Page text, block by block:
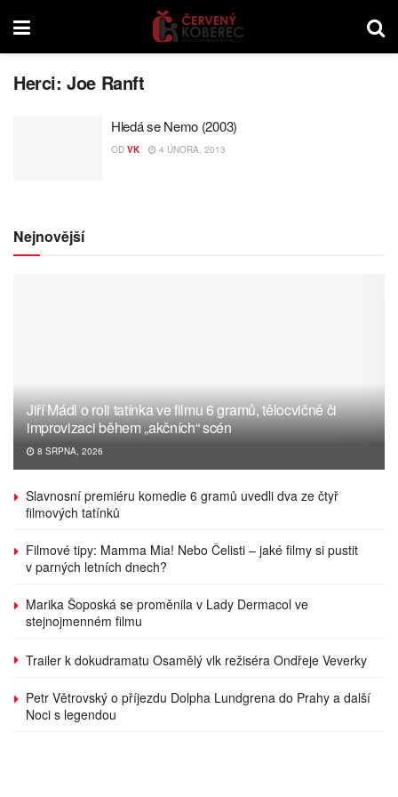
Herci:Joe Ranft
Hledá se Nemo (2003)
OD VK 4 ÚNORA, 2013
Nejnovější
Jiří Mádl o roli tatínka ve filmu 6 gramů, tělocvičně či
improvizaci během „akčních“ scén
8 SRPNA, 2026
Slavnosní premiéru komedie 6 gramů uvedli dva ze čtyř
filmových tatínků
Filmové tipy: Mamma Mia! Nebo Čelisti – jaké filmy si pustit
v parných letních dnech?
Marika Šoposká se proměnila v Lady Dermacol ve
stejnojmenném filmu
Trailer k dokudramatu Osamělý vlk režiséra Ondřeje Veverky
Petr Větrovský o příjezdu Dolpha Lundgrena do Prahy a další
Noci s legendou